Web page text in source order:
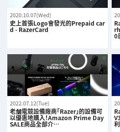
2020.10.07(Wed)
史上首張Logo會發光的Prepaid car
d - RazerCard
0
2022.07.12(Tue)
老舗電競設備廠商「Razer」的設備可
以優惠地購入！Amazon Prime Day
SALE商品全部介… 利